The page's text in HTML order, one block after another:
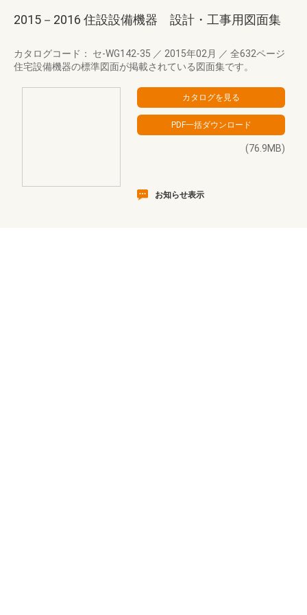
2015－2016 住設設備機器 設計・工事用図面集
カタログコード： セ-WG142-35 ／ 2015年02月 ／ 全632ページ
住宅設備機器の標準図面が掲載されている図面集です。
(76.9MB)
お知らせ表示